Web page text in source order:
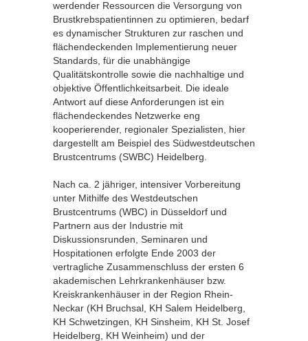
werdender Ressourcen die Versorgung von
Brustkrebspatientinnen zu optimieren, bedarf
es dynamischer Strukturen zur raschen und
flächendeckenden Implementierung neuer
Standards, für die unabhängige
Qualitätskontrolle sowie die nachhaltige und
objektive Öffentlichkeitsarbeit. Die ideale
Antwort auf diese Anforderungen ist ein
flächendeckendes Netzwerke eng
kooperierender, regionaler Spezialisten, hier
dargestellt am Beispiel des Südwestdeutschen
Brustcentrums (SWBC) Heidelberg.
Nach ca. 2 jähriger, intensiver Vorbereitung
unter Mithilfe des Westdeutschen
Brustcentrums (WBC) in Düsseldorf und
Partnern aus der Industrie mit
Diskussionsrunden, Seminaren und
Hospitationen erfolgte Ende 2003 der
vertragliche Zusammenschluss der ersten 6
akademischen Lehrkrankenhäuser bzw.
Kreiskrankenhäuser in der Region Rhein-
Neckar (KH Bruchsal, KH Salem Heidelberg,
KH Schwetzingen, KH Sinsheim, KH St. Josef
Heidelberg, KH Weinheim) und der